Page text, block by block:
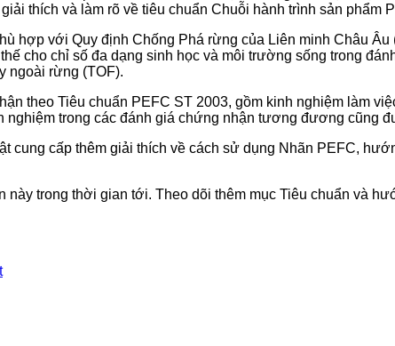
thích và làm rõ về tiêu chuẩn Chuỗi hành trình sản phẩm
hợp với Quy định Chống Phá rừng của Liên minh Châu
cho chỉ số đa dạng sinh học và môi trường sống trong
ngoài rừng (TOF).
theo Tiêu chuẩn PEFC ST 2003, gồm kinh nghiệm làm
nghiệm trong các đánh giá chứng nhận tương đương cũng
cung cấp thêm giải thích về cách sử dụng Nhãn PEFC,
trong thời gian tới. Theo dõi thêm mục Tiêu chuẩn và